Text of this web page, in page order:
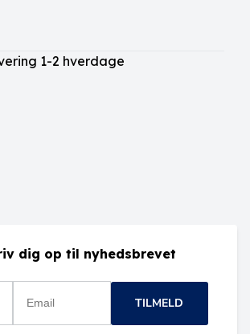
1-2 hverdage
dig op til nyhedsbrevet
TILMELD